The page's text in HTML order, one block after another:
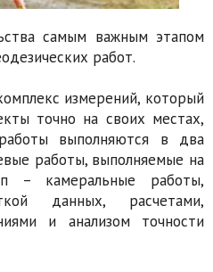
самым важным этапом
работ.
измерений, который
точно на своих местах,
выполняются в два
работы, выполняемые на
– камеральные работы,
данных, расчетами,
и анализом точности